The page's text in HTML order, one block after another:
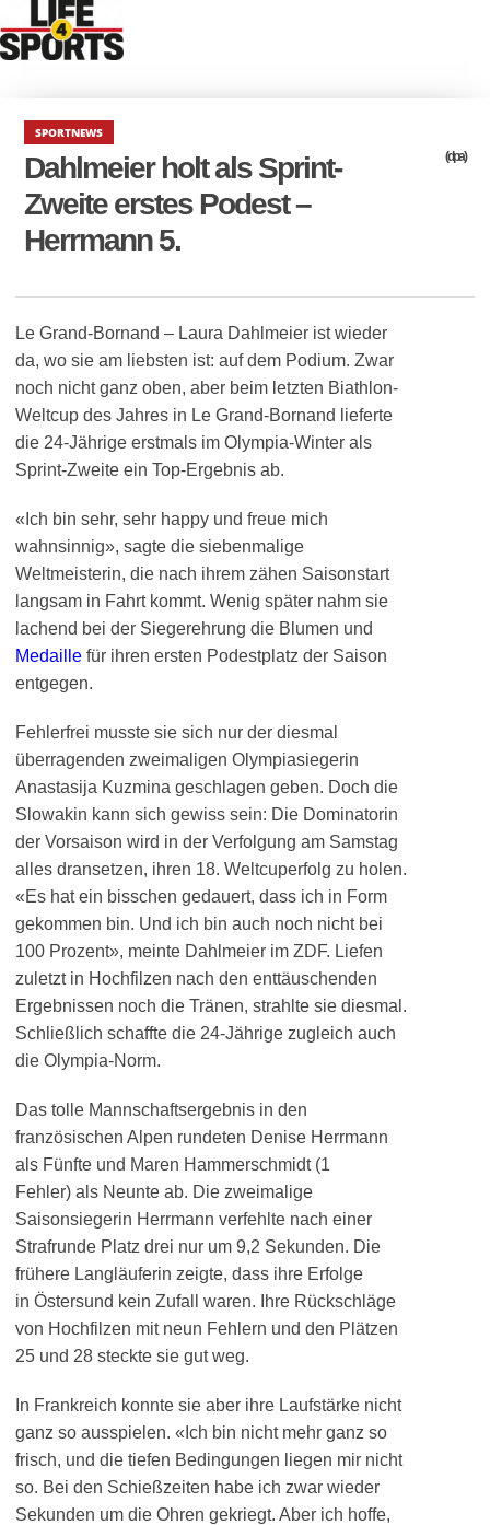
SPORTNEWS
Dahlmeier holt als Sprint-
Zweite erstes Podest –
Herrmann 5.
(dpa)
Le Grand-Bornand – Laura Dahlmeier ist wieder
da, wo sie am liebsten ist: auf dem Podium. Zwar
noch nicht ganz oben, aber beim letzten Biathlon-
Weltcup des Jahres in Le Grand-Bornand lieferte
die 24-Jährige erstmals im Olympia-Winter als
Sprint-Zweite ein Top-Ergebnis ab.
«Ich bin sehr, sehr happy und freue mich
wahnsinnig», sagte die siebenmalige
Weltmeisterin, die nach ihrem zähen Saisonstart
langsam in Fahrt kommt. Wenig später nahm sie
lachend bei der Siegerehrung die Blumen und
Medaille für ihren ersten Podestplatz der Saison
entgegen.
Fehlerfrei musste sie sich nur der diesmal
überragenden zweimaligen Olympiasiegerin
Anastasija Kuzmina geschlagen geben. Doch die
Slowakin kann sich gewiss sein: Die Dominatorin
der Vorsaison wird in der Verfolgung am Samstag
alles dransetzen, ihren 18. Weltcuperfolg zu holen.
«Es hat ein bisschen gedauert, dass ich in Form
gekommen bin. Und ich bin auch noch nicht bei
100 Prozent», meinte Dahlmeier im ZDF. Liefen
zuletzt in Hochfilzen nach den enttäuschenden
Ergebnissen noch die Tränen, strahlte sie diesmal.
Schließlich schaffte die 24-Jährige zugleich auch
die Olympia-Norm.
Das tolle Mannschaftsergebnis in den
französischen Alpen rundeten Denise Herrmann
als Fünfte und Maren Hammerschmidt (1
Fehler) als Neunte ab. Die zweimalige
Saisonsiegerin Herrmann verfehlte nach einer
Strafrunde Platz drei nur um 9,2 Sekunden. Die
frühere Langläuferin zeigte, dass ihre Erfolge
in Östersund kein Zufall waren. Ihre Rückschläge
von Hochfilzen mit neun Fehlern und den Plätzen
25 und 28 steckte sie gut weg.
In Frankreich konnte sie aber ihre Laufstärke nicht
ganz so ausspielen. «Ich bin nicht mehr ganz so
frisch, und die tiefen Bedingungen liegen mir nicht
so. Bei den Schießzeiten habe ich zwar wieder
Sekunden um die Ohren gekriegt. Aber ich hoffe,